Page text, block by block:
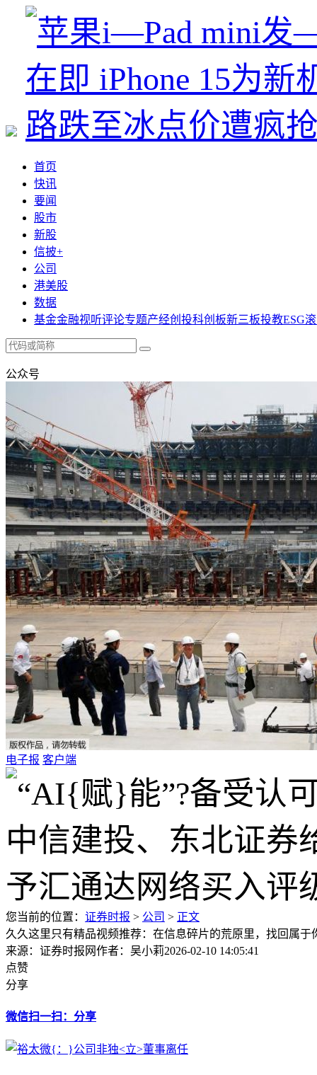
首页
快讯
要闻
股市
新股
信披+
公司
港美股
数据
基金金融视听评论专题产经创投科创板新三板投教ESG
公众号
电子报 客户端
您当前的位置： 证券时报 > 公司 > 正文
久久这里只有精品视频推荐：在信息碎片的荒原里，找回属于
来源：证券时报网作者：吴小莉2026-02-10 14:05:41
点赞
分享
微信扫一扫：分享